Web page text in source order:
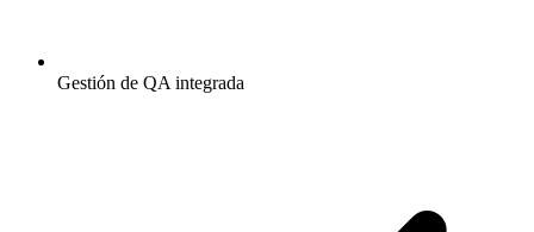
Gestión de QA integrada